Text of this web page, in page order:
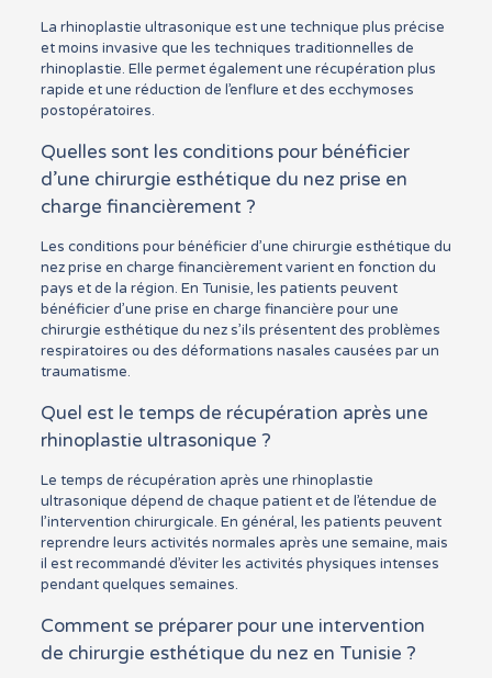
La rhinoplastie ultrasonique est une technique plus précise
et moins invasive que les techniques traditionnelles de
rhinoplastie. Elle permet également une récupération plus
rapide et une réduction de l’enflure et des ecchymoses
postopératoires.
Quelles sont les conditions pour bénéficier
d’une chirurgie esthétique du nez prise en
charge financièrement ?
Les conditions pour bénéficier d’une chirurgie esthétique du
nez prise en charge financièrement varient en fonction du
pays et de la région. En Tunisie, les patients peuvent
bénéficier d’une prise en charge financière pour une
chirurgie esthétique du nez s’ils présentent des problèmes
respiratoires ou des déformations nasales causées par un
traumatisme.
Quel est le temps de récupération après une
rhinoplastie ultrasonique ?
Le temps de récupération après une rhinoplastie
ultrasonique dépend de chaque patient et de l’étendue de
l’intervention chirurgicale. En général, les patients peuvent
reprendre leurs activités normales après une semaine, mais
il est recommandé d’éviter les activités physiques intenses
pendant quelques semaines.
Comment se préparer pour une intervention
de chirurgie esthétique du nez en Tunisie ?